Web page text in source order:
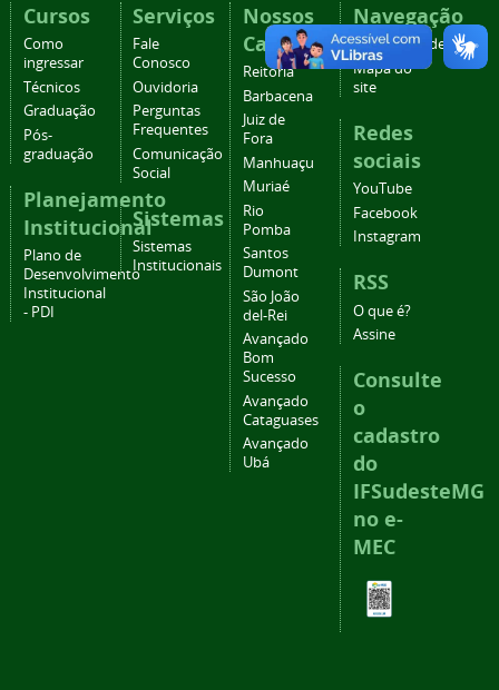
Cursos
Como
ingressar
Técnicos
Graduação
Pós-
graduação
Planejamento
Institucional
Plano de
Desenvolvimento
Institucional
- PDI
Serviços
Fale
Conosco
Ouvidoria
Perguntas
Frequentes
Comunicação
Social
Sistemas
Sistemas
Institucionais
Nossos
Campi
Reitoria
Barbacena
Juiz de
Fora
Manhuaçu
Muriaé
Rio
Pomba
Santos
Dumont
São João
del-Rei
Avançado
Bom
Sucesso
Avançado
Cataguases
Avançado
Ubá
Navegação
Acessibilidade
Mapa do
site
Redes
sociais
YouTube
Facebook
Instagram
RSS
O que é?
Assine
Consulte
o
cadastro
do
IFSudesteMG
no e-
MEC